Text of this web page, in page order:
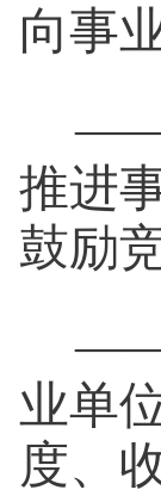
向事
推进
鼓励
业单
度、